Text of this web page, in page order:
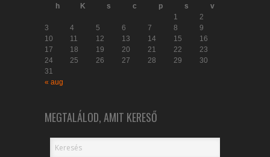
h
K s c p s
v
1
2
3
4 5 6 7 8
9
10
11 12 13 14 15
16
17
18 19 20 21 22
23
24
25 26 27 28 29
30
31
« aug
MEGTALÁLOD, AMIT KERESŐ